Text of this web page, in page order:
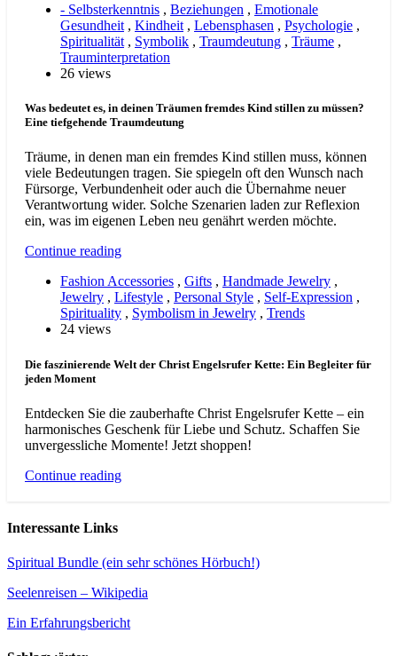
- Selbsterkenntnis , Beziehungen , Emotionale
Gesundheit , Kindheit , Lebensphasen , Psychologie ,
Spiritualität , Symbolik , Traumdeutung , Träume ,
Trauminterpretation
26 views
Was bedeutet es, in deinen Träumen fremdes Kind stillen zu müssen?
Eine tiefgehende Traumdeutung
Träume, in denen man ein fremdes Kind stillen muss, können
viele Bedeutungen tragen. Sie spiegeln oft den Wunsch nach
Fürsorge, Verbundenheit oder auch die Übernahme neuer
Verantwortung wider. Solche Szenarien laden zur Reflexion
ein, was im eigenen Leben neu genährt werden möchte.
Continue reading
Fashion Accessories , Gifts , Handmade Jewelry ,
Jewelry , Lifestyle , Personal Style , Self-Expression ,
Spirituality , Symbolism in Jewelry , Trends
24 views
Die faszinierende Welt der Christ Engelsrufer Kette: Ein Begleiter für
jeden Moment
Entdecken Sie die zauberhafte Christ Engelsrufer Kette – ein
harmonisches Geschenk für Liebe und Schutz. Schaffen Sie
unvergessliche Momente! Jetzt shoppen!
Continue reading
Interessante Links
Spiritual Bundle (ein sehr schönes Hörbuch!)
Seelenreisen – Wikipedia
Ein Erfahrungsbericht